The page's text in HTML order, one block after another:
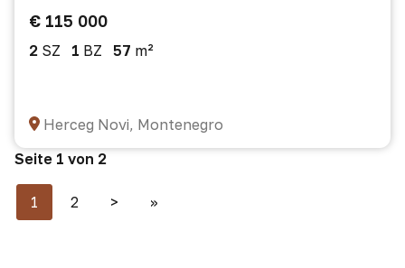
€ 115 000
2 SZ 1 BZ 57 m²
Herceg Novi, Montenegro
Seite 1 von 2
1 2 > >>